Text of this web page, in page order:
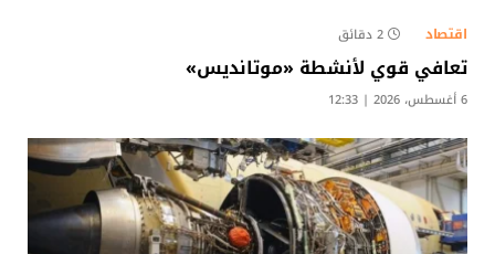
اقتصاد 2 دقائق
تعافي قوي لأنشطة «موتانديس»
6 أغسطس، 2026 | 12:33